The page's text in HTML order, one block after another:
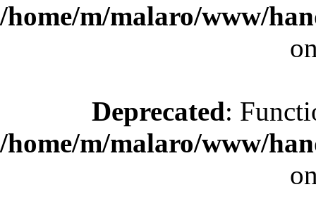
/home/m/malaro/www/
Deprecated:
/home/m/malaro/www/